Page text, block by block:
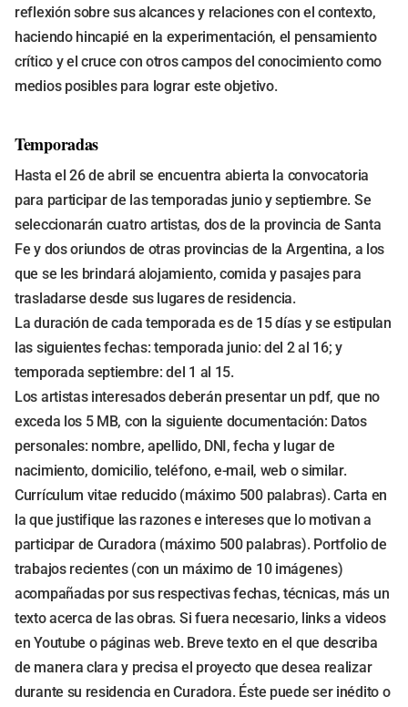
reflexión sobre sus alcances y relaciones con el contexto,
haciendo hincapié en la experimentación, el pensamiento
crítico y el cruce con otros campos del conocimiento como
medios posibles para lograr este objetivo.
Temporadas
Hasta el 26 de abril se encuentra abierta la convocatoria
para participar de las temporadas junio y septiembre. Se
seleccionarán cuatro artistas, dos de la provincia de Santa
Fe y dos oriundos de otras provincias de la Argentina, a los
que se les brindará alojamiento, comida y pasajes para
trasladarse desde sus lugares de residencia.
La duración de cada temporada es de 15 días y se estipulan
las siguientes fechas: temporada junio: del 2 al 16; y
temporada septiembre: del 1 al 15.
Los artistas interesados deberán presentar un pdf, que no
exceda los 5 MB, con la siguiente documentación: Datos
personales: nombre, apellido, DNI, fecha y lugar de
nacimiento, domicilio, teléfono, e-mail, web o similar.
Currículum vitae reducido (máximo 500 palabras). Carta en
la que justifique las razones e intereses que lo motivan a
participar de Curadora (máximo 500 palabras). Portfolio de
trabajos recientes (con un máximo de 10 imágenes)
acompañadas por sus respectivas fechas, técnicas, más un
texto acerca de las obras. Si fuera necesario, links a videos
en Youtube o páginas web. Breve texto en el que describa
de manera clara y precisa el proyecto que desea realizar
durante su residencia en Curadora. Éste puede ser inédito o